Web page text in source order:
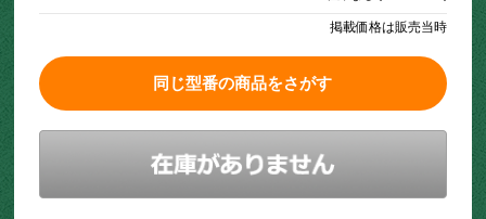
掲載価格は販売当時
同じ型番の商品をさがす